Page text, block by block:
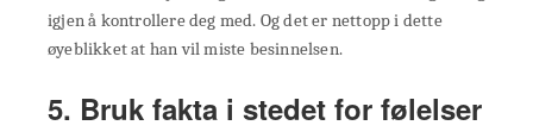
igjen å kontrollere deg med. Og det er nettopp i dette
øyeblikket at han vil miste besinnelsen.
5. Bruk fakta i stedet for følelser